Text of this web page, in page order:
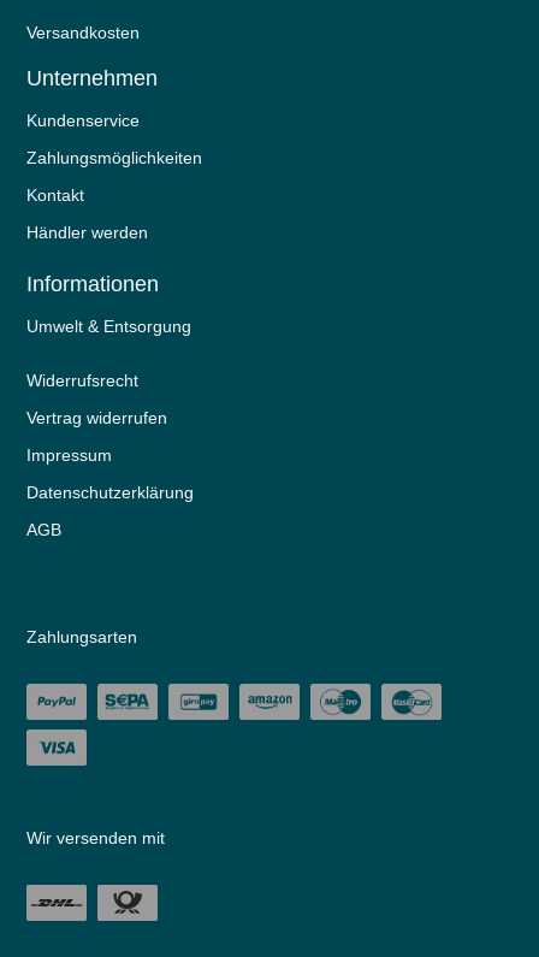
Versandkosten
Unternehmen
Kundenservice
Zahlungsmöglichkeiten
Kontakt
Händler werden
Informationen
Umwelt & Entsorgung
Widerrufs­recht
Vertrag widerrufen
Impressum
Daten­schutz­erklärung
AGB
Zahlungsarten
Wir versenden mit